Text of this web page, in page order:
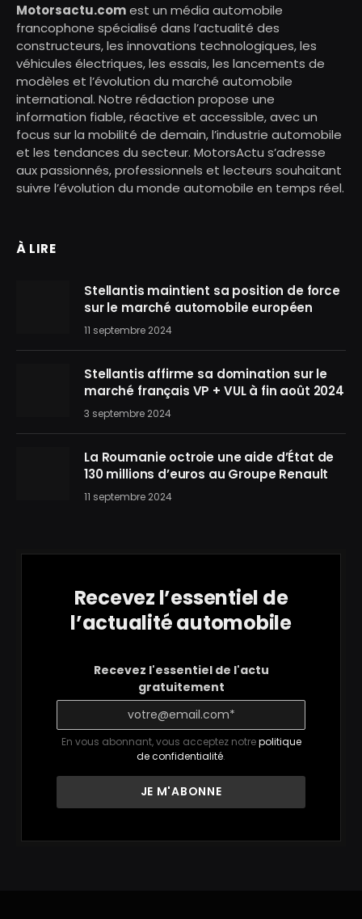
Motorsactu.comest un média automobile
francophone spécialisé dans l’actualité des
constructeurs, les innovations technologiques, les
véhicules électriques, les essais, les lancements de
modèles et l’évolution du marché automobile
international. Notre rédaction propose une
information fiable, réactive et accessible, avec un
focus sur la mobilité de demain, l’industrie automobile
et les tendances du secteur. MotorsActu s’adresse
aux passionnés, professionnels et lecteurs souhaitant
suivre l’évolution du monde automobile en temps réel.
À LIRE
Stellantis maintient sa position de force
sur le marché automobile européen
11 septembre 2024
Stellantis affirme sa domination sur le
marché français VP + VUL à fin août 2024
3 septembre 2024
La Roumanie octroie une aide d’État de
130 millions d’euros au Groupe Renault
11 septembre 2024
Recevez l’essentiel de
l’actualité automobile
Recevez l'essentiel de l'actu
gratuitement
En vous abonnant, vous acceptez notrepolitique
de confidentialité.